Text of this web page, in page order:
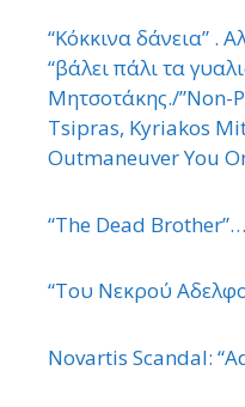
“Κόκκινα δάνεια” .
“βάλει πάλι τα
Μητσοτάκης./”Non-
Tsipras, Kyriakos
Outmaneuver You
“The Dead
“Του Νεκρού
Novartis Scandal: